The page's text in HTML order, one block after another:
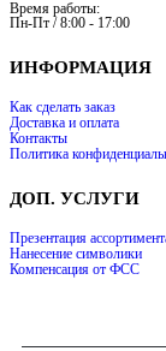
Время работы:
Пн-Пт / 8:00 - 17:00
ИНФОРМАЦИЯ
Как сделать заказ
Доставка и оплата
Контакты
Политика
ДОП. УСЛУГИ
Презентация
Нанесение символики
Компенсация от ФСС